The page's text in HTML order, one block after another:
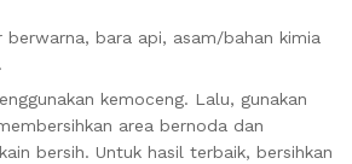
berwarna, bara api, asam/bahan kimia
kemoceng. Lalu, gunakan
area bernoda dan
bersih. Untuk hasil terbaik, bersihkan